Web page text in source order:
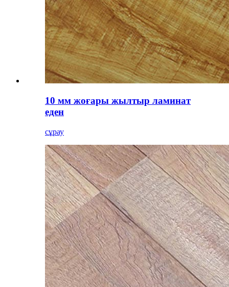
10 мм жоғары жылтыр ламинат
еден
сұрау